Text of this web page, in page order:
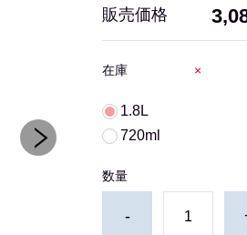
販売価格
在庫 ×
1.8L
720ml
数量
-